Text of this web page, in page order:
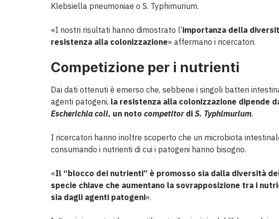
Klebsiella pneumoniae o S. Typhimurium.
«I nostri risultati hanno dimostrato l’importanza della
resistenza alla colonizzazione» affermano i ricercatori.
Competizione per i nutrienti
Dai dati ottenuti è emerso che, sebbene i singoli batteri
agenti patogeni, la resistenza alla colonizzazione dipende
Escherichia coli, un noto competitordi S. Typhimurium.
I ricercatori hanno inoltre scoperto che un microbiota
consumando i nutrienti di cui i patogeni hanno bisogno.
«Il “blocco dei nutrienti” è promosso sia dalla diversità
specie chiave che aumentano la sovrapposizione tra i
sia dagli agenti patogeni».